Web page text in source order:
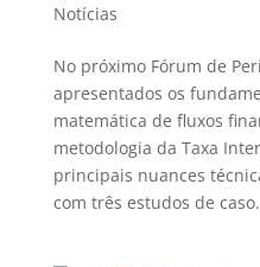
Notícias
No próximo Fórum de
apresentados os
matemática de fluxos
metodologia da Taxa
principais nuances
com três estudos de